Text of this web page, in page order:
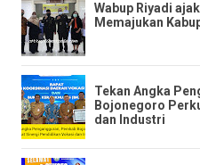
Wabup Riyadi
Memajukan
​Tekan Angka
Bojonegoro
dan Industri ​